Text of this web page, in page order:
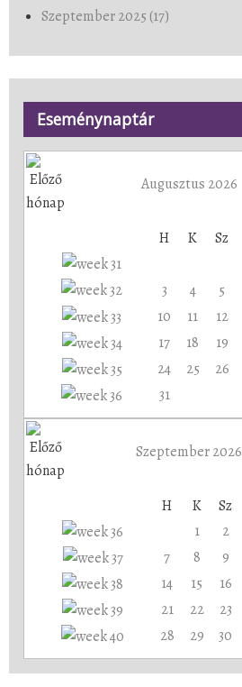
Szeptember 2025 (17)
Eseménynaptár
Augusztus 2026
H K Sz
3
4 5
10
11 12
17
18 19
24
25 26
31
Szeptember 2026
H K Sz
1
2
7
8 9
14
15 16
21
22 23
28
29 30